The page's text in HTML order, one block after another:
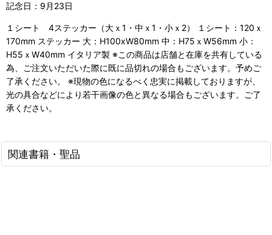
記念日：9月23日
１シート 4ステッカー（大ｘ1・中ｘ1・小ｘ2） １シート：120ｘ
170mm ステッカー 大：H100xW80mm 中：H75ｘW56mm 小：
H55ｘW40mm イタリア製 ※この商品は店舗と在庫を共有している
為、ご注文いただいた際に既に品切れの場合もございます。予めご
了承ください。 ※現物の色になるべく忠実に掲載しておりますが、
光の具合などにより若干画像の色と異なる場合もございます。ご了
承ください。
関連書籍・聖品